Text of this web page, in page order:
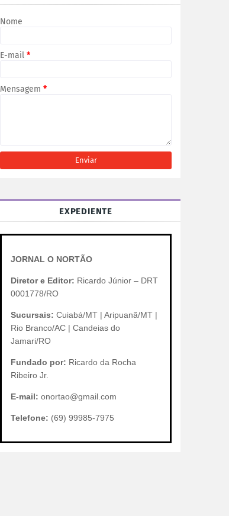
Nome
E-mail *
Mensagem *
EXPEDIENTE
JORNAL O NORTÃO
Diretor e Editor: Ricardo Júnior – DRT
0001778/RO
Sucursais: Cuiabá/MT | Aripuanã/MT |
Rio Branco/AC | Candeias do
Jamari/RO
Fundado por: Ricardo da Rocha
Ribeiro Jr.
E-mail: onortao@gmail.com
Telefone: (69) 99985-7975